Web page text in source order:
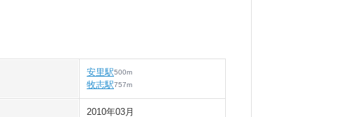
安里駅500m
牧志駅757m
2010年03月